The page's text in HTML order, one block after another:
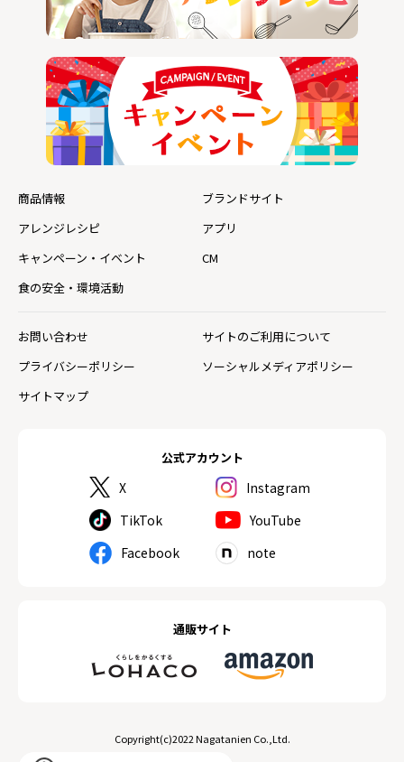
公式アカウント
X
Instagram
TikTok
YouTube
Facebook
note
通販サイト
商品情報
ブランドサイト
アレンジレシピ
アプリ
キャンペーン・イベント
CM
食の安全・環境活動
お問い合わせ
サイトのご利用について
プライバシーポリシー
ソーシャルメディアポリシー
サイトマップ
Copyright(c)2022 Nagatanien Co.,Ltd.